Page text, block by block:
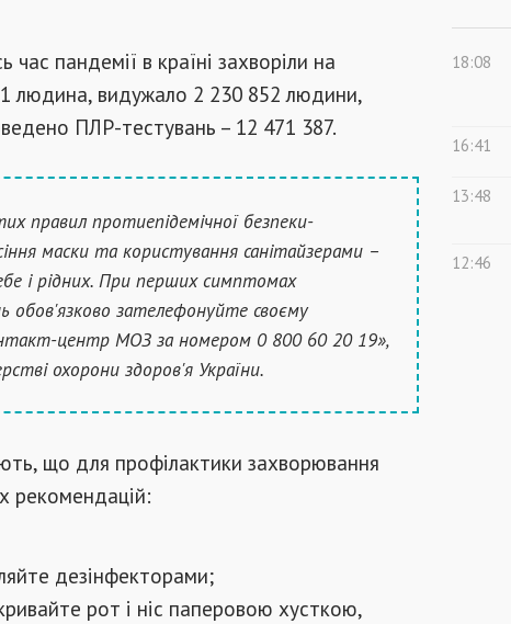
пандемії в країні захворіли на
людина, видужало 2 230 852 людини,
ПЛР-тестувань – 12 471 387.
правил протиепідемічної безпеки-
маски та користування санітайзерами –
і рідних. При перших симптомах
обов'язково зателефонуйте своєму
центр МОЗ за номером 0 800 60 20 19»,
охорони здоров'я України.
що для профілактики захворювання
рекомендацій:
дезінфекторами;
рот і ніс паперовою хусткою,
18:08
16:41
13:48
12:46